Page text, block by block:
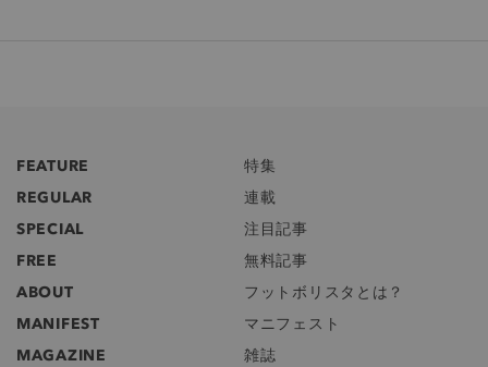
FEATURE
特集
REGULAR
連載
SPECIAL
注目記事
FREE
無料記事
ABOUT
フットボリスタとは？
MANIFEST
マニフェスト
MAGAZINE
雑誌